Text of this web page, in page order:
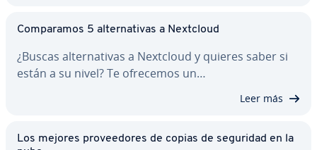
Co­m­pa­ra­mos 5 al­te­r­na­ti­vas a Nextcloud
¿Buscas al­te­r­na­ti­vas a Nextcloud y quieres saber si
están a su nivel? Te ofrecemos un…
Leer más
Los mejores pro­vee­do­res de copias de seguridad en la